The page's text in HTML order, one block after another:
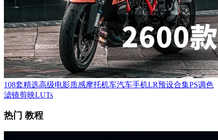
108套精选高级电影质感摩托机车汽车手机LR预设合集PS调色
滤镜剪映LUTs
热门 教程